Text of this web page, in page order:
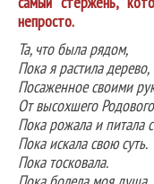
непросто.
Та, что была рядом,
Пока я растила дерево,
Посаженное своими
От высохшего
Пока рожала и питала
Пока искала свою суть.
Пока тосковала.